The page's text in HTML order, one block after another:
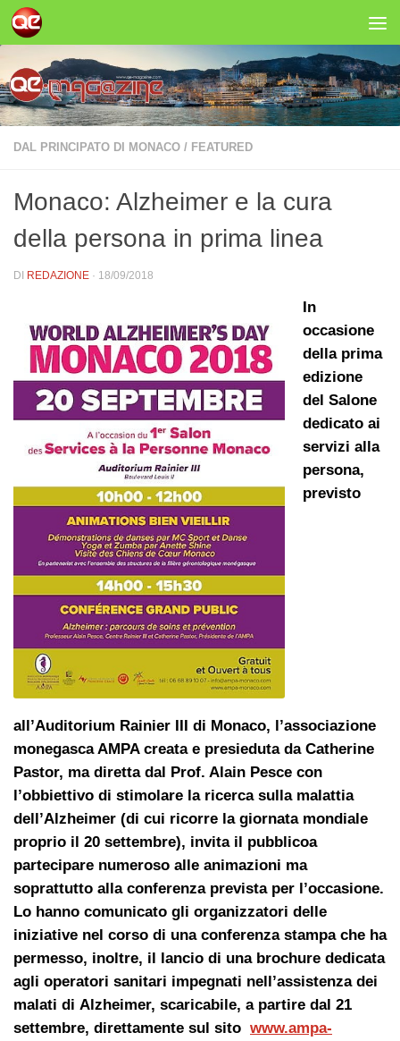
Salta al contenuto
DAL PRINCIPATO DI MONACO / FEATURED
Monaco: Alzheimer e la cura
della persona in prima linea
DI REDAZIONE · 18/09/2018
In
occasione
della prima
edizione
del Salone
dedicato ai
servizi alla
persona,
previsto
all’Auditorium Rainier III di Monaco, l’associazione
monegasca AMPA creata e presieduta da Catherine
Pastor, ma diretta dal Prof. Alain Pesce con
l’obbiettivo di stimolare la ricerca sulla malattia
dell’Alzheimer (di cui ricorre la giornata mondiale
proprio il 20 settembre), invita il pubblicoa
partecipare numeroso alle animazioni ma
soprattutto alla conferenza prevista per l’occasione.
Lo hanno comunicato gli organizzatori delle
iniziative nel corso di una conferenza stampa che ha
permesso, inoltre, il lancio di una brochure dedicata
agli operatori sanitari impegnati nell’assistenza dei
malati di Alzheimer, scaricabile, a partire dal 21
settembre, direttamente sul sito www.ampa-